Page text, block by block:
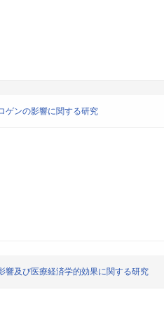
ゲンの影響に関する研究
響及び医療経済学的効果に関する研究